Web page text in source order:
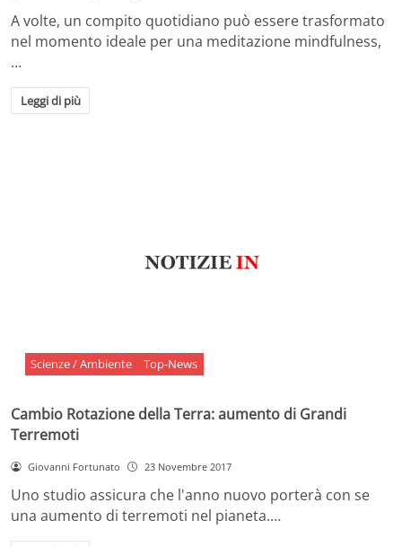
A volte, un compito quotidiano può essere trasformato
nel momento ideale per una meditazione mindfulness,
…
Leggi di più
Scienze / Ambiente Top-News
Cambio Rotazione della Terra: aumento di Grandi
Terremoti
Giovanni Fortunato 23 Novembre 2017
Uno studio assicura che l'anno nuovo porterà con se
una aumento di terremoti nel pianeta.…